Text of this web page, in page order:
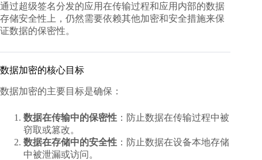
通过超级签名分发的应用在传输过程和应用内部的数据
存储安全性上，仍然需要依赖其他加密和安全措施来保
证数据的保密性。
数据加密的核心目标
数据加密的主要目标是确保：
数据在传输中的保密性 ：防止数据在传输过程中被
窃取或篡改。
数据在存储中的安全性 ：防止数据在设备本地存储
中被泄漏或访问。